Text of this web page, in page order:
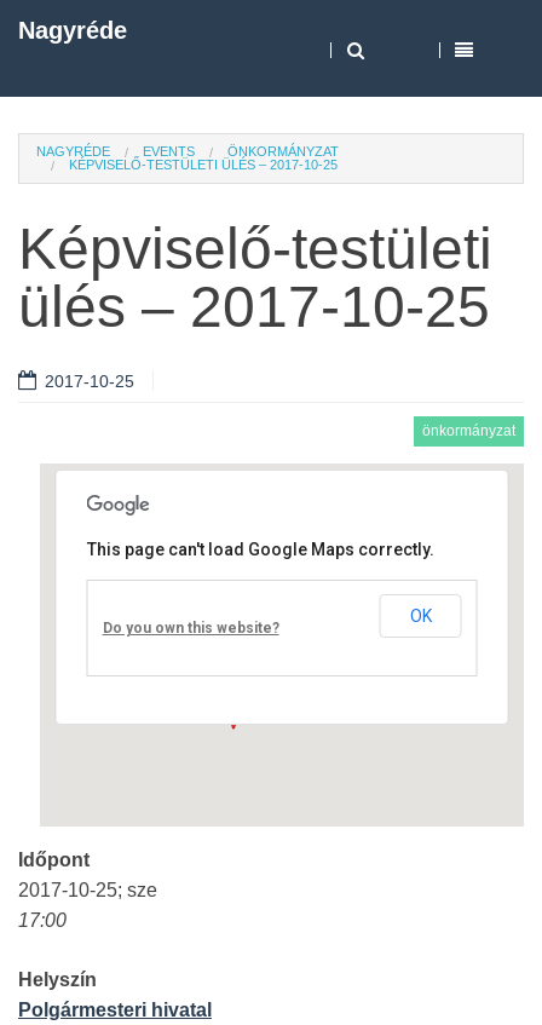
Nagyréde
NAGYRÉDE EVENTS
ÖNKORMÁNYZAT
KÉPVISELŐ-TESTÜLETI ÜLÉS – 2017-10-25
Képviselő-testületi
ülés – 2017-10-25
2017-10-25
önkormányzat
Polgármesteri hivatal
Fő út 4. - Nagyréde
This page can't load Google Maps correctly.
Do you own this website?
OK
Időpont
2017-10-25; sze
17:00
Helyszín
Polgármesteri hivatal